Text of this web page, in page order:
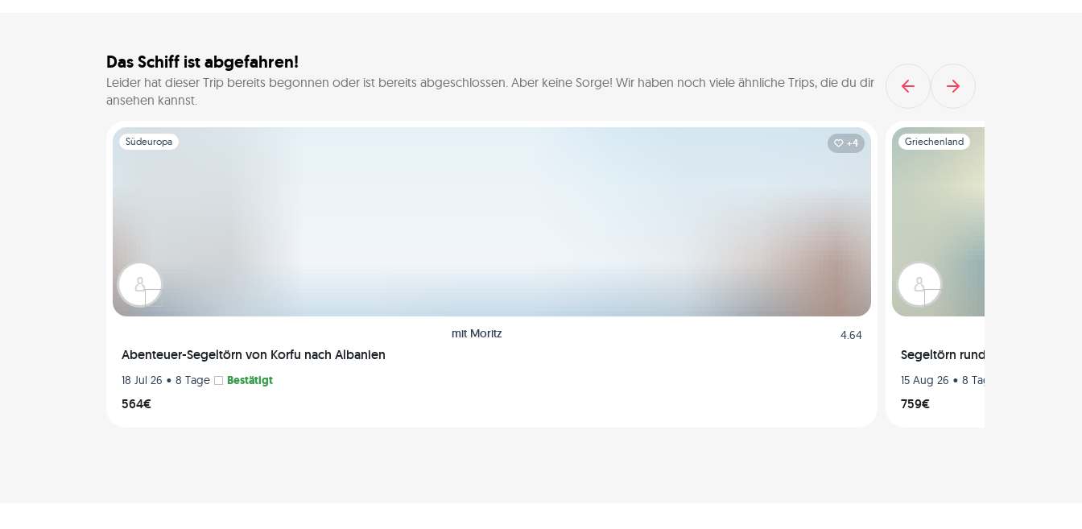
Das Schiff ist abgefahren!
Leider hat dieser Trip bereits begonnen oder ist bereits abgeschlossen. Aber keine Sorge! Wir haben noch viele ähnliche Trips, die du dir
ansehen kannst.
Folie 1 von 1
Südeuropa +4
mit Moritz 4.64
Abenteuer-Segeltörn von Korfu nach Albanien
18 Jul 26 • 8 Tage Bestätigt
564€
Folie 1 von 1
Griechenland
Segeltörn rund um Korfu auf
15 Aug 26 • 8 Tage
759€